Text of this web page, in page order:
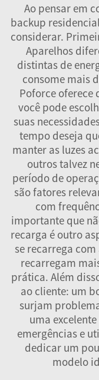
Ao pensar em
backup
considerar.
Aparelhos
distintas de
consome mais
Poforce oferece
você pode
suas
tempo deseja
manter as luzes
outros talvez
período de
são fatores
com
importante que
recarga é outro
se recarrega
recarregam
prática. Além
ao cliente: um
surjam
uma
emergências e
dedicar um
modelo